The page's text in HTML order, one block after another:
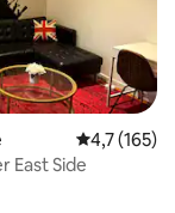
Évaluation
4,7 (165)
East Side